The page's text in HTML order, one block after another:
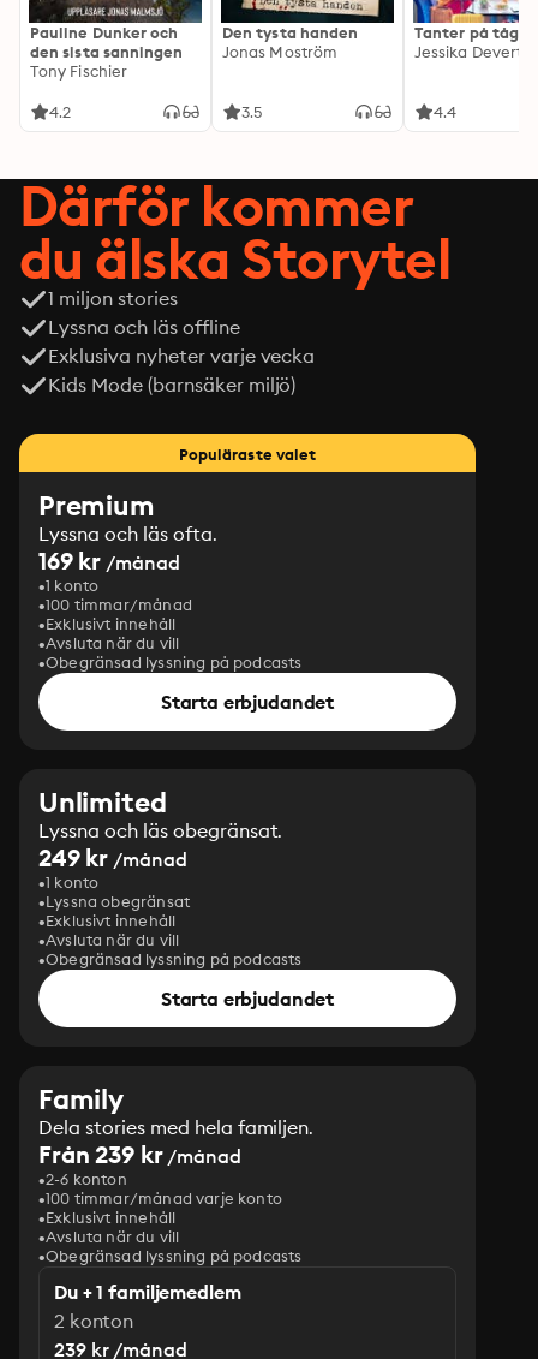
Pauline Dunker och
den sista sanningen
Tony Fischier
4.2
Den tysta handen
Jonas Moström
3.5
Tanter på tåg
Jessika Devert
4.4
Därför kommer
du älska Storytel
1 miljon stories
Lyssna och läs offline
Exklusiva nyheter varje vecka
Kids Mode (barnsäker miljö)
Populäraste valet
Premium
Lyssna och läs ofta.
169 kr /månad
1 konto
100 timmar/månad
Exklusivt innehåll
Avsluta när du vill
Obegränsad lyssning på podcasts
Starta erbjudandet
Unlimited
Lyssna och läs obegränsat.
249 kr /månad
1 konto
Lyssna obegränsat
Exklusivt innehåll
Avsluta när du vill
Obegränsad lyssning på podcasts
Starta erbjudandet
Family
Dela stories med hela familjen.
Från 239 kr/månad
2-6 konton
100 timmar/månad varje konto
Exklusivt innehåll
Avsluta när du vill
Obegränsad lyssning på podcasts
Du + 1 familjemedlem
2 konton
239 kr /månad